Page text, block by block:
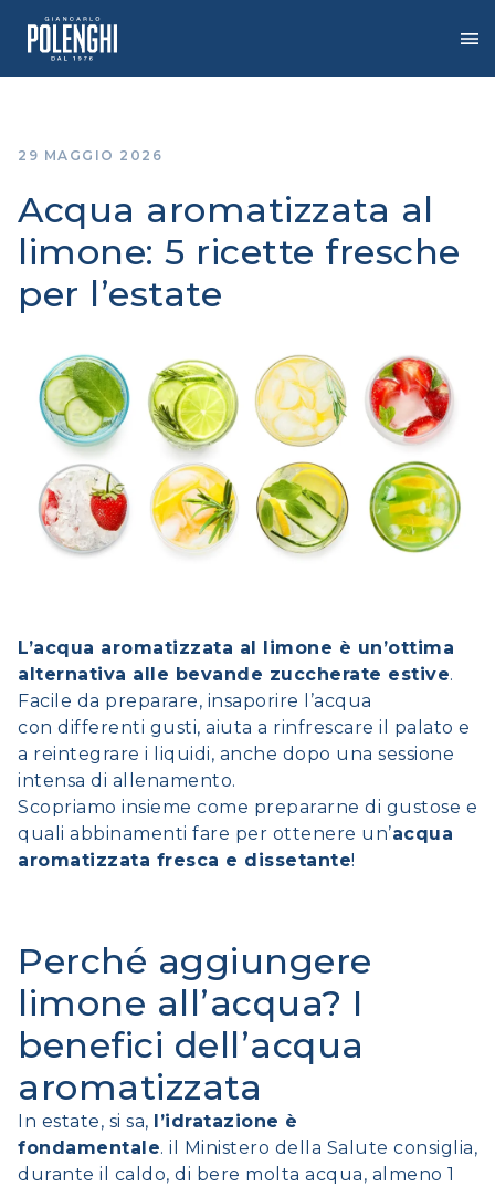
contenuto
29 MAGGIO 2026
Acqua aromatizzata al
limone: 5 ricette fresche
per l’estate
L’acqua aromatizzata al limone è un’ottima
alternativa alle bevande zuccherate estive.
Facile da preparare, insaporire l’acqua
con differenti gusti, aiuta a rinfrescare il palato e
a reintegrare i liquidi, anche dopo una sessione
intensa di allenamento.
Scopriamo insieme come prepararne di gustose e
quali abbinamenti fare per ottenere un’acqua
aromatizzata fresca e dissetante!
Perché aggiungere
limone all’acqua? I
benefici dell’acqua
aromatizzata
In estate, si sa, l’idratazione è
fondamentale. il Ministero della Salute consiglia,
durante il caldo, di bere molta acqua, almeno 1